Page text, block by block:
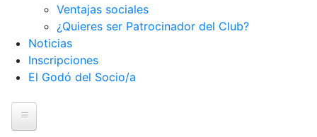
Ventajas sociales
¿Quieres ser Patrocinador del Club?
Noticias
Inscripciones
El Godó del Socio/a